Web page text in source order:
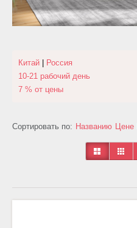
Китай | Россия
10-21 рабочий день
7 % от цены
Сортировать по: Названию Цене